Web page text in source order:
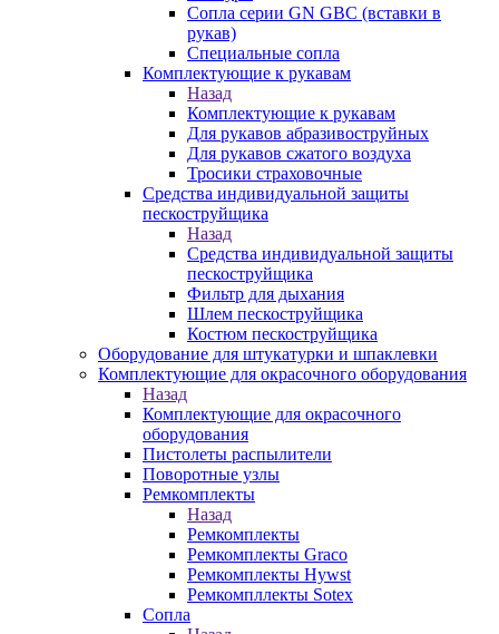
Сопла серии GN GBC (вставки в
рукав)
Специальные сопла
Комплектующие к рукавам
Назад
Комплектующие к рукавам
Для рукавов абразивоструйных
Для рукавов сжатого воздуха
Тросики страховочные
Средства индивидуальной защиты
пескоструйщика
Назад
Средства индивидуальной защиты
пескоструйщика
Фильтр для дыхания
Шлем пескоструйщика
Костюм пескоструйщика
Оборудование для штукатурки и шпаклевки
Комплектующие для окрасочного оборудования
Назад
Комплектующие для окрасочного
оборудования
Пистолеты распылители
Поворотные узлы
Ремкомплекты
Назад
Ремкомплекты
Ремкомплекты Graco
Ремкомплекты Hywst
Ремкомпллекты Sotex
Сопла